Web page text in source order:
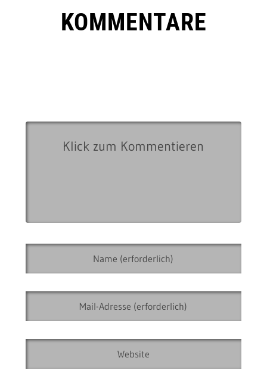
KOMMENTARE